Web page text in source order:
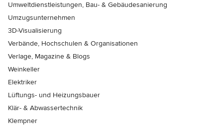
Umweltdienstleistungen, Bau- & Gebäudesanierung
Umzugsunternehmen
3D-Visualisierung
Verbände, Hochschulen & Organisationen
Verlage, Magazine & Blogs
Weinkeller
Elektriker
Lüftungs- und Heizungsbauer
Klär- & Abwassertechnik
Klempner